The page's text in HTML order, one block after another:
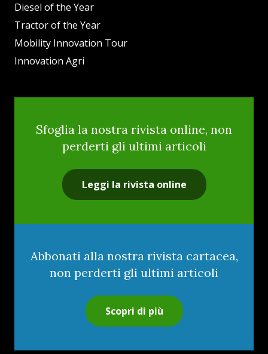
Diesel of the Year
Tractor of the Year
Mobility Innovation Tour
Innovation Agri
Sfoglia la nostra rivista online, non
perderti gli ultimi articoli
Leggi la rivista online
Abbonati alla nostra rivista cartacea,
non perderti gli ultimi articoli
Scopri di più